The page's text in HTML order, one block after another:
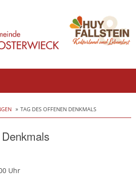
TAG DES OFFENEN DENKMALS
Uhr